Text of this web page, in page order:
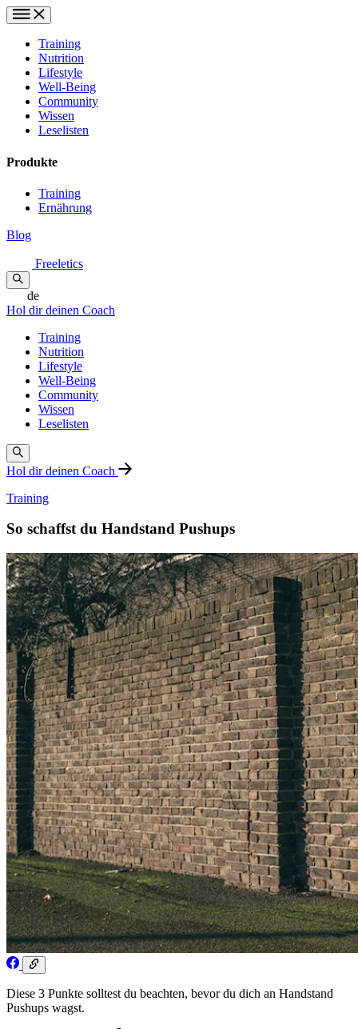
Training
Nutrition
Lifestyle
Well-Being
Community
Wissen
Leselisten
Produkte
Training
Ernährung
Blog
Freeletics
de
Hol dir deinen Coach
Training
Nutrition
Lifestyle
Well-Being
Community
Wissen
Leselisten
Hol dir deinen Coach
Training
So schaffst du Handstand Pushups
Diese 3 Punkte solltest du beachten, bevor du dich an Handstand
Pushups wagst.